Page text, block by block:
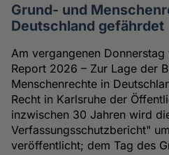
Grund- und
Deutschland gefährdet
Am vergangenen
Report 2026 – Zur Lage der
Menschenrechte in
Recht in Karlsruhe der
inzwischen 30 Jahren wird
Verfassungsschutzbericht"
veröffentlicht; dem Tag des